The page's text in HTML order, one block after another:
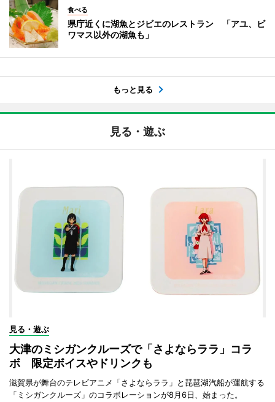
食べる
県庁近くに湖魚とジビエのレストラン 「アユ、ビ
ワマス以外の湖魚も」
もっと見る
見る・遊ぶ
見る・遊ぶ
大津のミシガンクルーズで「さよならララ」コラ
ボ 限定ボイスやドリンクも
滋賀県が舞台のテレビアニメ「さよならララ」と琵琶湖汽船が運航する
「ミシガンクルーズ」のコラボレーションが8月6日、始まった。